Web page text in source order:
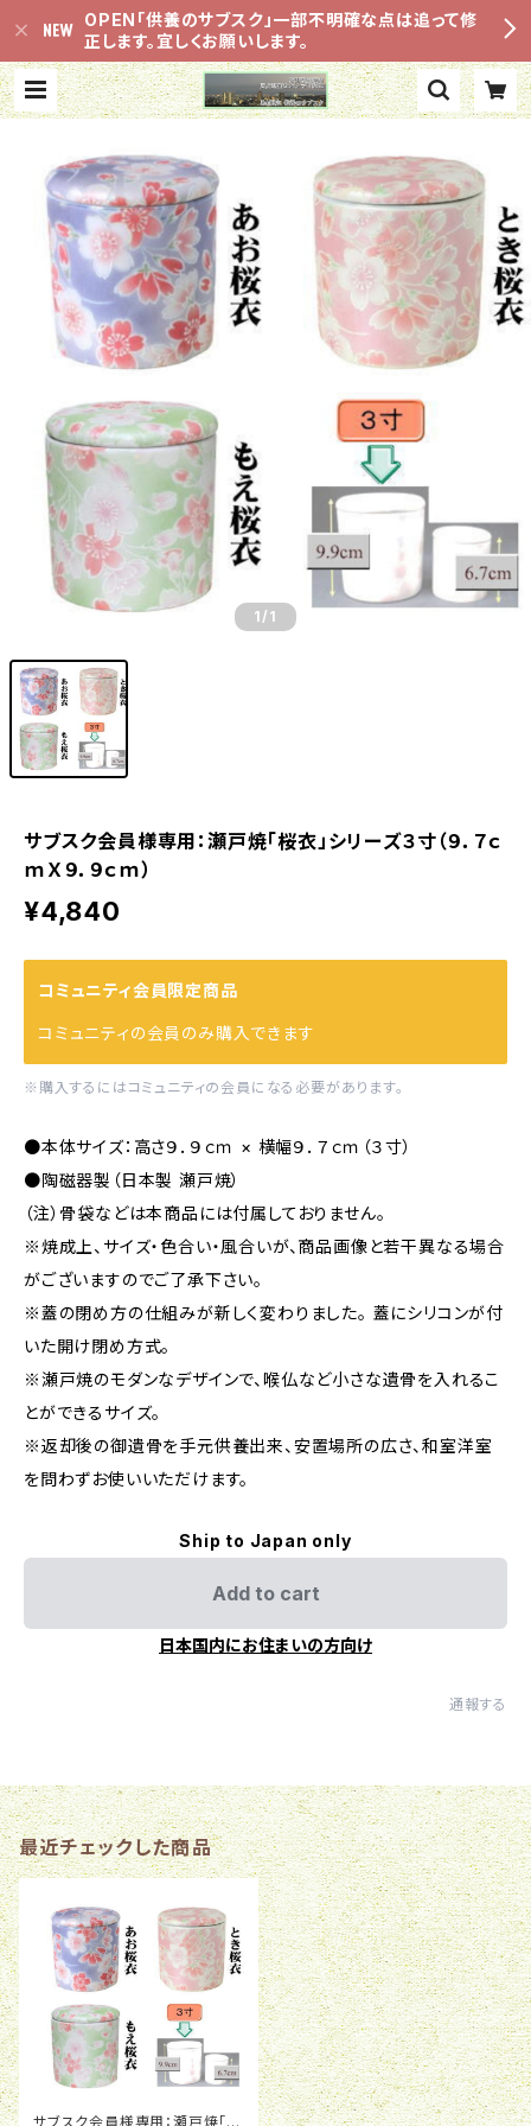
OPEN「供養のサブスク」一部不明確な点は追って修
正します。宜しくお願いします。
1 /1
サブスク会員様専用：瀬戸焼「桜衣」シリーズ３寸（９．７ｃ
ｍＸ９．９ｃｍ）
¥4,840
コミュニティ会員限定商品
コミュニティの会員のみ購入できます
※購入するにはコミュニティの会員になる必要があります。
●本体サイズ：高さ９．９ｃｍ × 横幅９．７ｃｍ（３寸）
●陶磁器製（日本製 瀬戸焼）
（注）骨袋などは本商品には付属しておりません。
※焼成上、サイズ・色合い・風合いが、商品画像と若干異なる場合
がございますのでご了承下さい。
※蓋の閉め方の仕組みが新しく変わりました。 蓋にシリコンが付
いた開け閉め方式。
※瀬戸焼のモダンなデザインで、喉仏など小さな遺骨を入れるこ
とができるサイズ。
※返却後の御遺骨を手元供養出来、安置場所の広さ、和室洋室
を問わずお使いいただけます。
Ship to Japan only
Add to cart
日本国内にお住まいの方向け
通報する
最近チェックした商品
サブスク会員様専用：瀬戸焼「桜